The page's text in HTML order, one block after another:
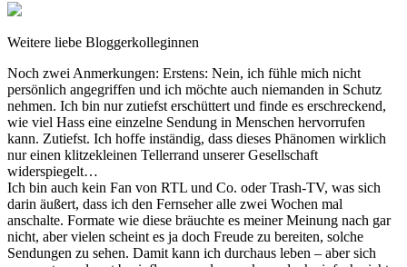
Weitere liebe Bloggerkolleginnen
Noch zwei Anmerkungen: Erstens: Nein, ich fühle mich nicht
persönlich angegriffen und ich möchte auch niemanden in Schutz
nehmen. Ich bin nur zutiefst erschüttert und finde es erschreckend,
wie viel Hass eine einzelne Sendung in Menschen hervorrufen
kann. Zutiefst. Ich hoffe inständig, dass dieses Phänomen wirklich
nur einen klitzekleinen Tellerrand unserer Gesellschaft
widerspiegelt…
Ich bin auch kein Fan von RTL und Co. oder Trash-TV, was sich
darin äußert, dass ich den Fernseher alle zwei Wochen mal
anschalte. Formate wie diese bräuchte es meiner Meinung nach gar
nicht, aber vielen scheint es ja doch Freude zu bereiten, solche
Sendungen zu sehen. Damit kann ich durchaus leben – aber sich